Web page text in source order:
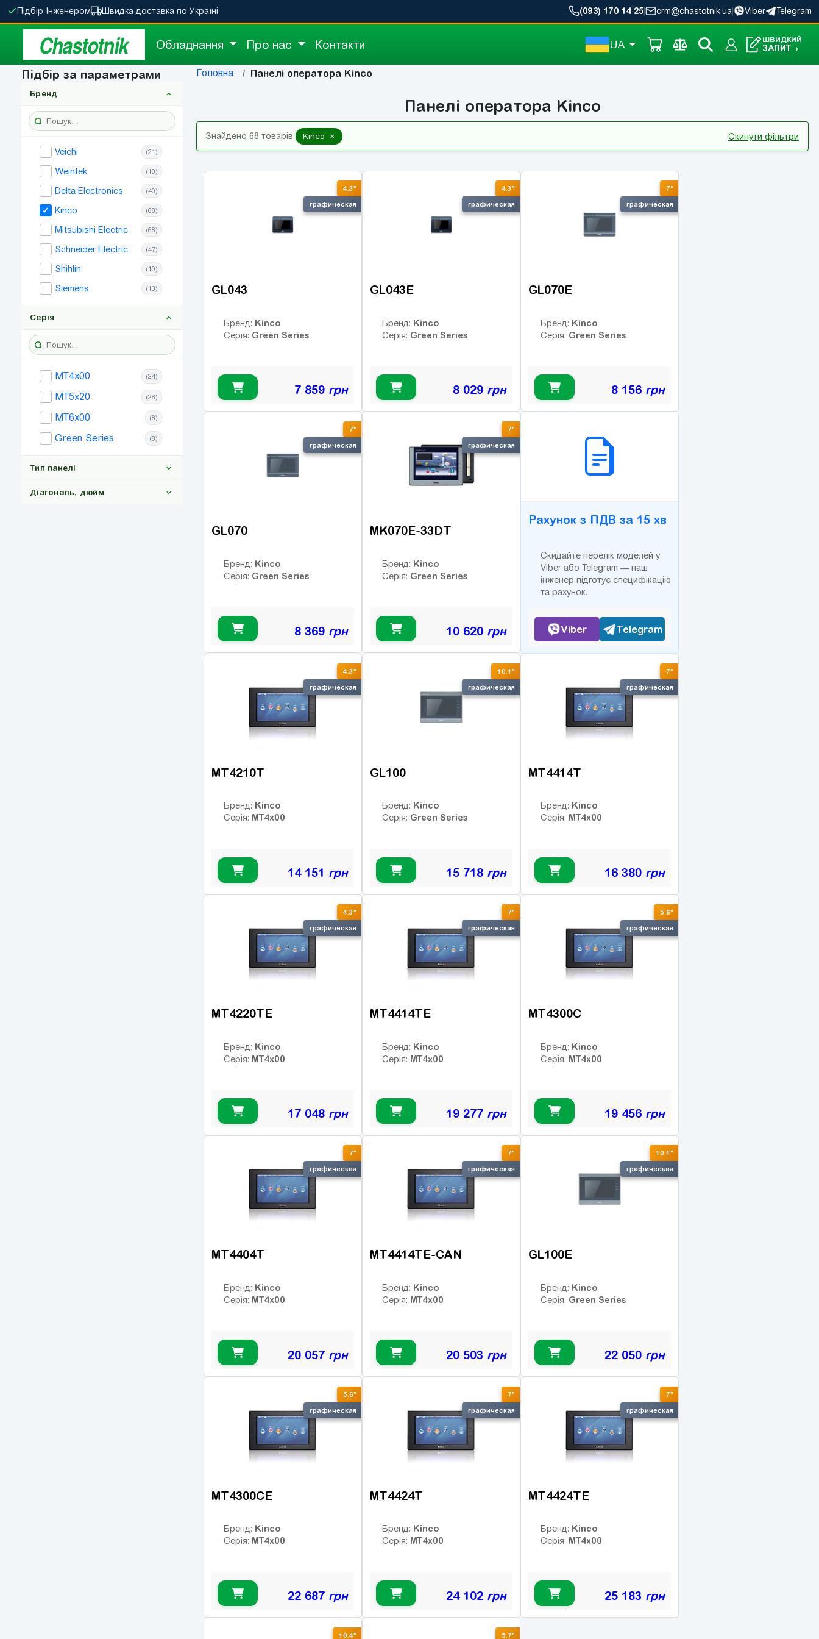
Підбір Інженером Швидка доставка по Україні (093) 170 14 25 crm@chastotnik.ua Viber Telegram
Chastotnik Обладнання Про нас Контакти UA ШВИДКИЙ
ЗАПИТ ›
Підбір за параметрами
Бренд
Veichi (21)
Weintek (10)
Delta Electronics (40)
Kinco (68)
Mitsubishi Electric (68)
Schneider Electric (47)
Shihlin (10)
Siemens (13)
Серія
MT4x00 (24)
MT5x20 (28)
MT6x00 (8)
Green Series (8)
Тип панелі
Діагональ, дюйм
Головна Панелі оператора Kinco
Панелі оператора Kinco
Знайдено 68 товарів Kinco × Скинути фільтри
4.3"
графическая
GL043
Бренд: Kinco
Серія: Green Series
7 859 грн
4.3"
графическая
GL043E
Бренд: Kinco
Серія: Green Series
8 029 грн
7"
графическая
GL070E
Бренд: Kinco
Серія: Green Series
8 156 грн
7"
графическая
GL070
Бренд: Kinco
Серія: Green Series
8 369 грн
7"
графическая
MK070E-33DT
Бренд: Kinco
Серія: Green Series
10 620 грн
Рахунок з ПДВ за 15 хв
Скидайте перелік моделей у
Viber або Telegram — наш
інженер підготує специфікацію
та рахунок.
Viber Telegram
4.3"
графическая
MT4210T
Бренд: Kinco
Серія: MT4x00
14 151 грн
10.1"
графическая
GL100
Бренд: Kinco
Серія: Green Series
15 718 грн
7"
графическая
MT4414T
Бренд: Kinco
Серія: MT4x00
16 380 грн
4.3"
графическая
MT4220TE
Бренд: Kinco
Серія: MT4x00
17 048 грн
7"
графическая
MT4414TE
Бренд: Kinco
Серія: MT4x00
19 277 грн
5.6"
графическая
MT4300C
Бренд: Kinco
Серія: MT4x00
19 456 грн
7"
графическая
MT4404T
Бренд: Kinco
Серія: MT4x00
20 057 грн
7"
графическая
MT4414TE-CAN
Бренд: Kinco
Серія: MT4x00
20 503 грн
10.1"
графическая
GL100E
Бренд: Kinco
Серія: Green Series
22 050 грн
5.6"
графическая
MT4300CE
Бренд: Kinco
Серія: MT4x00
22 687 грн
7"
графическая
MT4424T
Бренд: Kinco
Серія: MT4x00
24 102 грн
7"
графическая
MT4424TE
Бренд: Kinco
Серія: MT4x00
25 183 грн
10.4" 5.7"